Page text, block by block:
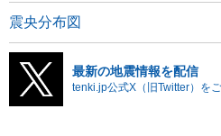
震央分布図
最新の地震情報を配信
tenki.jp公式X（旧Twitter）を